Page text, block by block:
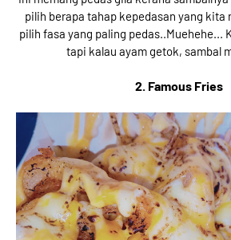
pilih berapa tahap kepedasan yang kita
pilih fasa yang paling pedas..Muehehe...
tapi kalau ayam getok, sambal
2. Famous Fries